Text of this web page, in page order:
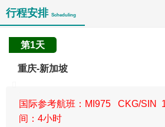
行程安排 Scheduling
第1天
重庆-新加坡
国际参考航班：MI975 CKG/SIN
间：4小时